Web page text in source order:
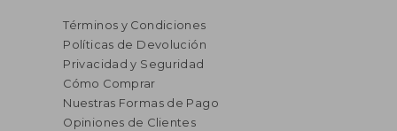
Términos y Condiciones
Políticas de Devolución
Privacidad y Seguridad
Cómo Comprar
Nuestras Formas de Pago
Opiniones de Clientes